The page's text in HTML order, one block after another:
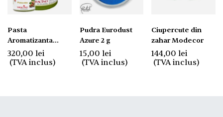
Pasta
Aromatizanta
Fistic 100%
Saracino 1kg
320,00 lei
(TVA inclus)
Pudra Eurodust
Azure 2 g
15,00 lei
(TVA inclus)
Ciupercute din
zahar Modecor
144,00lei
(TVA inclus)